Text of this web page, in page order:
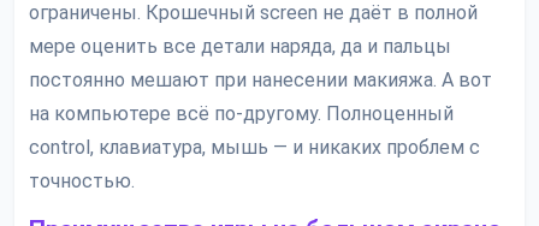
ограничены. Крошечный screen не даёт в полной
мере оценить все детали наряда, да и пальцы
постоянно мешают при нанесении макияжа. А вот
на компьютере всё по-другому. Полноценный
control, клавиатура, мышь — и никаких проблем с
точностью.